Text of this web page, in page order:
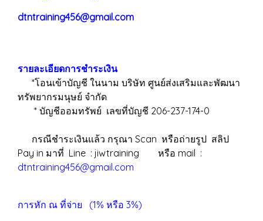
dtntraining456@gmail.com
รายละเอียดการชำระเงิน
*โอนเข้าบัญชี ในนาม บริษัท ศูนย์ส่งเสริมและพัฒนา
ทรัพยากรมนุษย์ จำกัด
* บัญชีออมทรัพย์ เลขที่บัญชี 206-237-174-0
กรณีชำระเงินแล้ว กรุณา Scan หรือถ่ายรูป สลิป
Pay in มาที่ Line : jiwtraining หรือ mail :
dtntraining456@gmail.com
การหัก ณ ที่จ่าย (1% หรือ 3%)